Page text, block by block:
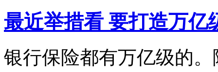
最近举措看 要打造万亿
银行保险都有万亿级的